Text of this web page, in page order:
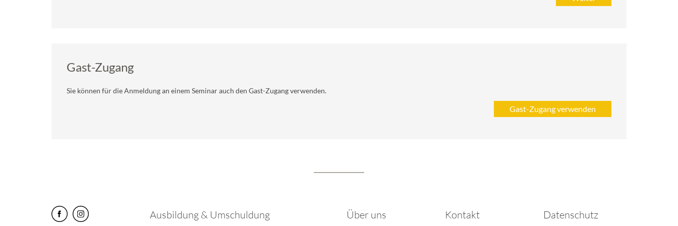
Gast-Zugang
Sie können für die Anmeldung an einem Seminar auch den Gast-Zugang verwenden.
Ausbildung & Umschuldung
Über uns
Kontakt
Datenschutz